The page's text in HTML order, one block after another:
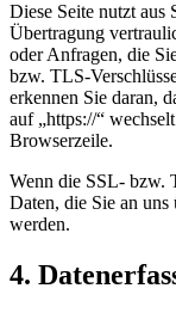
Diese Seite nutzt aus
Übertragung
oder Anfragen, die
bzw. TLS-
erkennen Sie daran,
auf „https://“
Browserzeile.
Wenn die SSL- bzw.
Daten, die Sie an
werden.
4.